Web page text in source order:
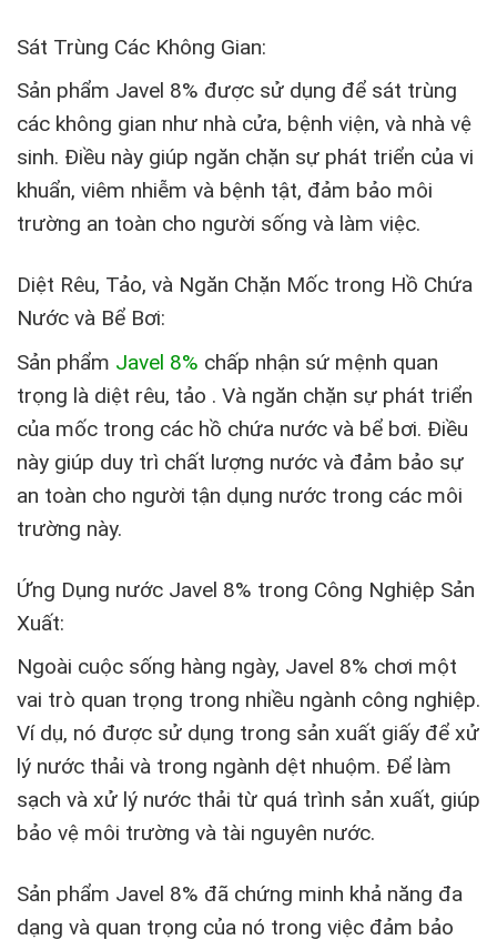
Sát Trùng Các Không Gian:
Sản phẩm Javel 8% được sử dụng để sát trùng
các không gian như nhà cửa, bệnh viện, và nhà vệ
sinh. Điều này giúp ngăn chặn sự phát triển của vi
khuẩn, viêm nhiễm và bệnh tật, đảm bảo môi
trường an toàn cho người sống và làm việc.
Diệt Rêu, Tảo, và Ngăn Chặn Mốc trong Hồ Chứa
Nước và Bể Bơi:
Sản phẩm Javel 8% chấp nhận sứ mệnh quan
trọng là diệt rêu, tảo . Và ngăn chặn sự phát triển
của mốc trong các hồ chứa nước và bể bơi. Điều
này giúp duy trì chất lượng nước và đảm bảo sự
an toàn cho người tận dụng nước trong các môi
trường này.
Ứng Dụng nước Javel 8% trong Công Nghiệp Sản
Xuất:
Ngoài cuộc sống hàng ngày, Javel 8% chơi một
vai trò quan trọng trong nhiều ngành công nghiệp.
Ví dụ, nó được sử dụng trong sản xuất giấy để xử
lý nước thải và trong ngành dệt nhuộm. Để làm
sạch và xử lý nước thải từ quá trình sản xuất, giúp
bảo vệ môi trường và tài nguyên nước.
Sản phẩm Javel 8% đã chứng minh khả năng đa
dạng và quan trọng của nó trong việc đảm bảo